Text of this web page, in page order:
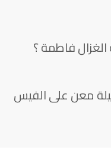
فاطمة ؟
معن على الفيس